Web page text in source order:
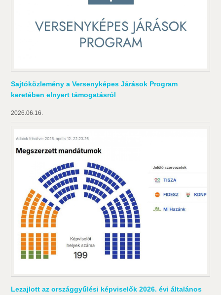
Sajtóközlemény a Versenyképes Járások Program
keretében elnyert támogatásról
2026.06.16.
Lezajlott az országgyűlési képviselők 2026. évi általános